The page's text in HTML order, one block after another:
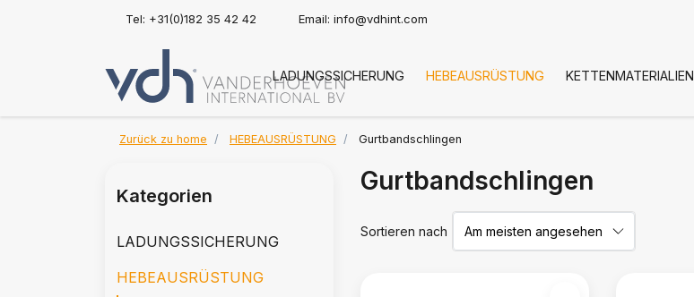
Tel: +31(0)182 35 42 42 Email: info@vdhint.com
LADUNGSSICHERUNG HEBEAUSRÜSTUNG KETTENMATERIALIEN
Zurück zu home HEBEAUSRÜSTUNG Gurtbandschlingen
Gurtbandschlingen
Sortieren nach
Kategorien
LADUNGSSICHERUNG
HEBEAUSRÜSTUNG